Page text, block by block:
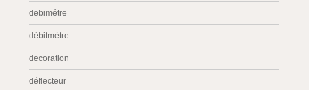
debimétre
débitmètre
decoration
déflecteur